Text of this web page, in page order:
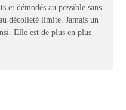
et démodés au possible sans
décolleté limite. Jamais un
Elle est de plus en plus